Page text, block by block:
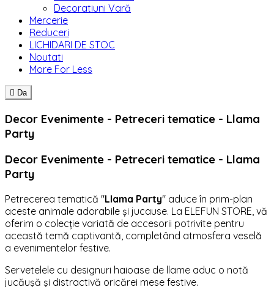
Decoratiuni Vară
Mercerie
Reduceri
LICHIDARI DE STOC
Noutati
More For Less
 Da
Decor Evenimente - Petreceri tematice - Llama
Party
Decor Evenimente - Petreceri tematice - Llama
Party
Petrecerea tematică "Llama Party" aduce în prim-plan
aceste animale adorabile și jucause. La ELEFUN STORE, vă
oferim o colecție variată de accesorii potrivite pentru
această temă captivantă, completând atmosfera veselă
a evenimentelor festive.
Servetelele cu designuri haioase de llame aduc o notă
jucăușă și distractivă oricărei mese festive.